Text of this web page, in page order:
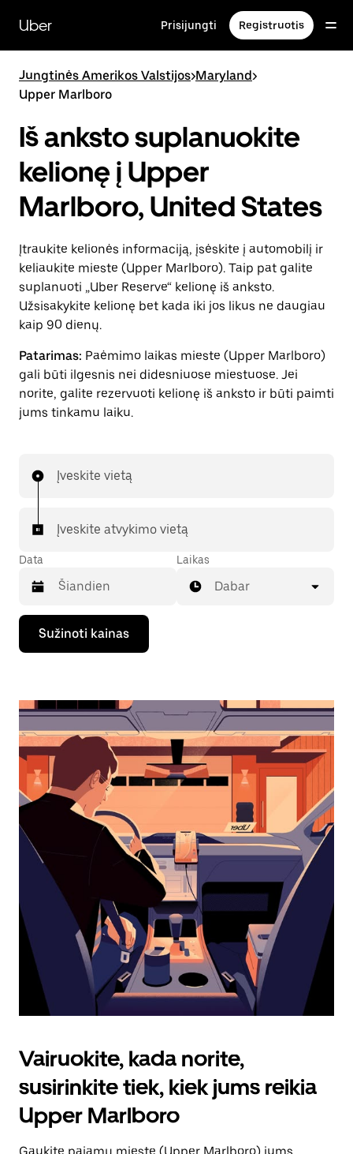
prie
pagrindinio
turinio
Uber Prisijungti Registruotis
Jungtinės Amerikos Valstijos>Maryland>
Upper Marlboro
Iš anksto suplanuokite
kelionę į Upper
Marlboro, United States
Įtraukite kelionės informaciją, įsėskite į automobilį ir
keliaukite mieste (Upper Marlboro). Taip pat galite
suplanuoti „Uber Reserve“ kelionę iš anksto.
Užsisakykite kelionę bet kada iki jos likus ne daugiau
kaip 90 dienų.
Patarimas: Paėmimo laikas mieste (Upper Marlboro)
gali būti ilgesnis nei didesniuose miestuose. Jei
norite, galite rezervuoti kelionę iš anksto ir būti paimti
jums tinkamu laiku.
Įveskite vietą
Įveskite atvykimo vietą
Data
Paspauskite
rodyklės
žemyn
kalendoriuje
datą.
Paspauskite
klavišą
„Escape“,
kad
uždarytumėte
kalendorių.
Laikas
Dabar
Sužinoti kainas
Vairuokite, kada norite,
susirinkite tiek, kiek jums reikia
Upper Marlboro